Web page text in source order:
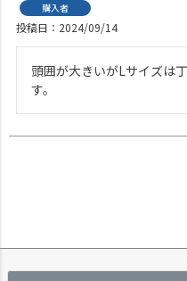
購入者
投稿日 2024/09/14
頭囲が大きいがLサイズは
す。